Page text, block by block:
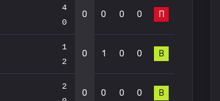
4
0
0 0 0 0 П
1
2
0 1 0 0 В
2
0 0 0 0 В